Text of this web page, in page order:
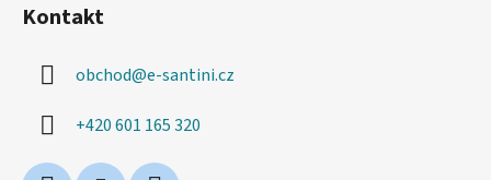
Kontakt
obchod@e-santini.cz
+420 601 165 320